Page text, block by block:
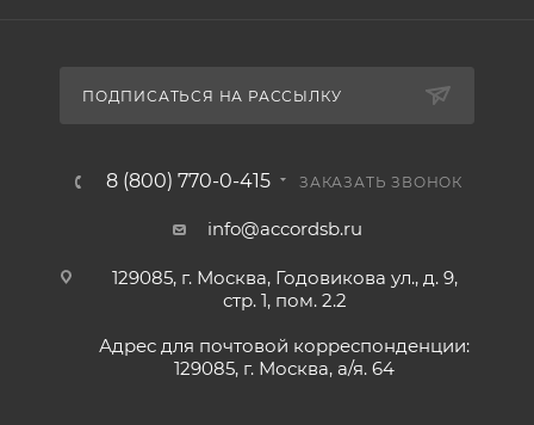
ПОДПИСАТЬСЯ НА РАССЫЛКУ
8 (800) 770-0-415 ЗАКАЗАТЬ ЗВОНОК
info@accordsb.ru
129085, г. Москва, Годовикова ул., д. 9,
стр. 1, пом. 2.2
Адрес для почтовой корреспонденции:
129085, г. Москва, а/я. 64